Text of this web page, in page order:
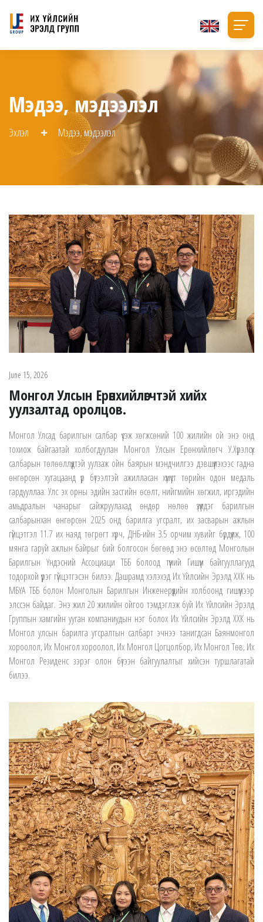
Мэдээ, мэдээлэл
Эхлэл Мэдээ, мэдээлэл
June 15, 2026
Монгол Улсын Ерөнхийлөгчтэй хийх
уулзалтад оролцов.
Монгол Улсад барилгын салбар үүсэж хөгжсөний 100 жилийн ой энэ онд
тохиож байгаатай холбогдуулан Монгол Улсын Ерөнхийлөгч У.Хүрэлсүх
салбарын төлөөллүүдтэй уулзаж ойн баярын мэндчилгээ дэвшүүлэхээс гадна
өнгөрсөн хугацаанд үр бүтээлтэй ажилласан хүмүүст төрийн одон медаль
гардууллаа. Улс эх орны эдийн засгийн өсөлт, нийгмийн хөгжил, иргэдийн
амьдралын чанарыг сайжруулахад өндөр нөлөө үзүүлдэг барилгын
салбарынхан өнгөрсөн 2025 онд барилга угсралт, их засварын ажлын
гүйцэтгэл 11.7 их наяд төгрөгт хүрч, ДНБ-ийн 3.5 орчим хувийг бүрдүүлж, 100
мянга гаруй ажлын байрыг бий болгосон бөгөөд энэ өсөлтөд Монголын
Барилгын Үндэсний Ассоциаци ТББ болоод түүний Гишүүн байгууллагууд
тодорхой үүрэг гүйцэтгэсэн билээ. Дашрамд хэлэхэд Их Үйлсийн Эрэлд ХХК нь
МБҮА ТББ болон Монголын Барилгын Инженерүүдийн холбоонд гишүүнээр
элссэн байдаг. Энэ жил 20 жилийн ойгоо тэмдэглэж буй Их Үйлсийн Эрэлд
Группын хамгийн ууган компаниудын нэг болох Их Үйлсийн Эрэлд ХХК нь
Монгол улсын барилга угсралтын салбарт эчнээ танигдсан Баянмонгол
хороолол, Их Монгол хороолол, Их Монгол Цогцолбор, Их Монгол Төв, Их
Монгол Резиденс зэрэг олон бүтээн байгуулалтыг хийсэн туршлагатай
билээ.